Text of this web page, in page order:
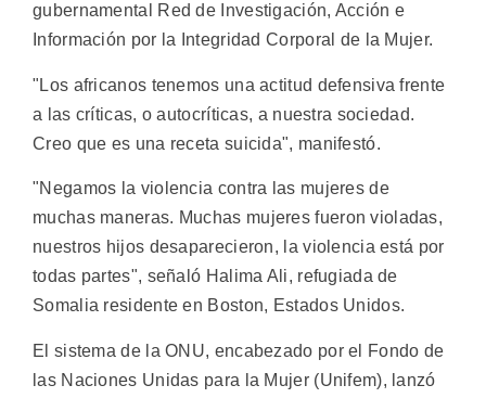
gubernamental Red de Investigación, Acción e
Información por la Integridad Corporal de la Mujer.
"Los africanos tenemos una actitud defensiva frente
a las críticas, o autocríticas, a nuestra sociedad.
Creo que es una receta suicida", manifestó.
"Negamos la violencia contra las mujeres de
muchas maneras. Muchas mujeres fueron violadas,
nuestros hijos desaparecieron, la violencia está por
todas partes", señaló Halima Ali, refugiada de
Somalia residente en Boston, Estados Unidos.
El sistema de la ONU, encabezado por el Fondo de
las Naciones Unidas para la Mujer (Unifem), lanzó